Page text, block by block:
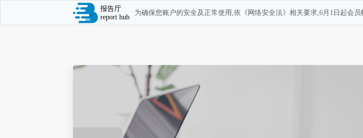
报告厅
report hub
为确保您账户的安全及正常使用,依《网络安全法》相关要求,6月1日起会